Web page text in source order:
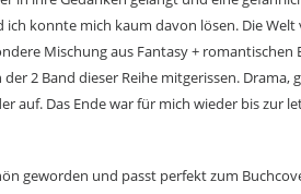
konnte mich kaum davon lösen. Die
Mischung aus Fantasy +
2 Band dieser Reihe mitgerissen. Drama,
auf. Das Ende war für mich wieder bis zur
geworden und passt perfekt zum